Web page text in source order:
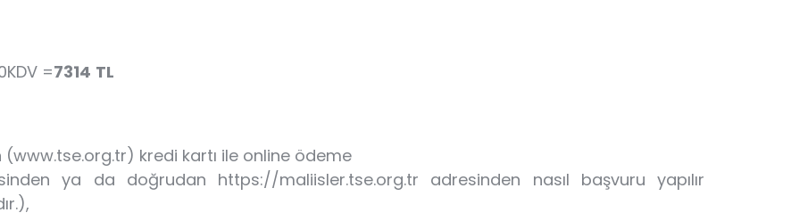
=7314 TL
kredi kartı ile online ödeme
ya da doğrudan https://maliisler.tse.org.tr adresinden nasıl başvuru yapılır